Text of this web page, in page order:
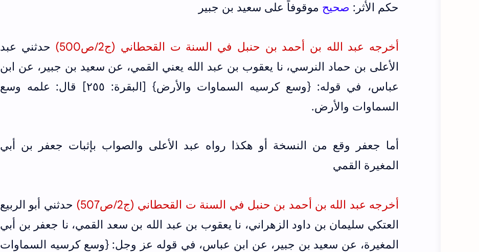
حكم الأثر: صحيح موقوفاً على سعيد بن جبير
أخرجه عبد الله بن أحمد بن حنبل في السنة ت القحطاني (ج2/ص500)
حدثني عبد
الأعلى بن حماد النرسي، نا يعقوب بن عبد الله يعني القمي، عن سعيد بن جبير، عن ابن
عباس، في قوله: {وسع كرسيه السماوات والأرض} [البقرة: ٢٥٥] قال: علمه وسع
السماوات والأرض.
أما جعفر وقع من النسخة أو هكذا رواه عبد الأعلى والصواب بإثبات جعفر بن أبي
المغيرة القمي
أخرجه عبد الله بن أحمد بن حنبل في السنة ت القحطاني (ج2/ص507)
حدثني أبو الربيع
العتكي سليمان بن داود الزهراني، نا يعقوب بن عبد الله بن سعد القمي، نا جعفر بن أبي
المغيرة، عن سعيد بن جبير، عن ابن عباس، في قوله عز وجل: {وسع كرسيه السماوات